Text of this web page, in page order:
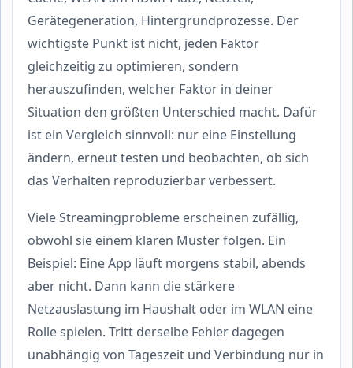
Gerätegeneration, Hintergrundprozesse. Der
wichtigste Punkt ist nicht, jeden Faktor
gleichzeitig zu optimieren, sondern
herauszufinden, welcher Faktor in deiner
Situation den größten Unterschied macht. Dafür
ist ein Vergleich sinnvoll: nur eine Einstellung
ändern, erneut testen und beobachten, ob sich
das Verhalten reproduzierbar verbessert.
Viele Streamingprobleme erscheinen zufällig,
obwohl sie einem klaren Muster folgen. Ein
Beispiel: Eine App läuft morgens stabil, abends
aber nicht. Dann kann die stärkere
Netzauslastung im Haushalt oder im WLAN eine
Rolle spielen. Tritt derselbe Fehler dagegen
unabhängig von Tageszeit und Verbindung nur in